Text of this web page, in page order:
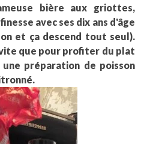
bière aux griottes,
avec ses dix ans d'âge
et ça descend tout seul).
que pour profiter du plat
préparation de poisson